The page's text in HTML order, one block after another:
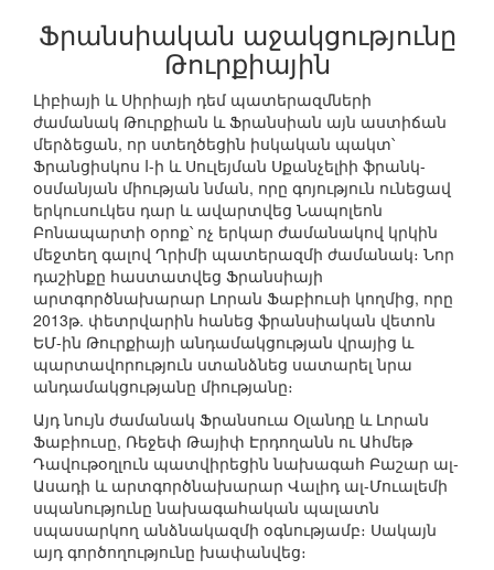
Ֆրանսիական աջակցությունը
Թուրքիային
Լիբիայի և Սիրիայի դեմ պատերազմների
ժամանակ Թուրքիան և Ֆրանսիան այն աստիճան
մերձեցան, որ ստեղծեցին իսկական պակտ՝
Ֆրանցիսկոս I-ի և Սուլեյման Սքանչելիի ֆրանկ-
օսմանյան միության նման, որը գոյություն ունեցավ
երկուսուկես դար և ավարտվեց Նապոլեոն
Բոնապարտի օրոք՝ ոչ երկար ժամանակով կրկին
մեջտեղ գալով Ղրիմի պատերազմի ժամանակ։ Նոր
դաշինքը հաստատվեց Ֆրանսիայի
արտգործնախարար Լորան Ֆաբիուսի կողմից, որը
2013թ. փետրվարին հանեց ֆրանսիական վետոն
ԵՄ-ին Թուրքիայի անդամակցության վրայից և
պարտավորություն ստանձնեց սատարել նրա
անդամակցությանը միությանը։
Այդ նույն ժամանակ Ֆրանսուա Օլանդը և Լորան
Ֆաբիուսը, Ռեջեփ Թայիփ Էրդողանն ու Ահմեթ
Դավութօղլուն պատվիրեցին նախագահ Բաշար ալ-
Ասադի և արտգործնախարար Վալիդ ալ-Մուալեմի
սպանությունը նախագահական պալատն
սպասարկող անձնակազմի օգնությամբ։ Սակայն
այդ գործողությունը խափանվեց։